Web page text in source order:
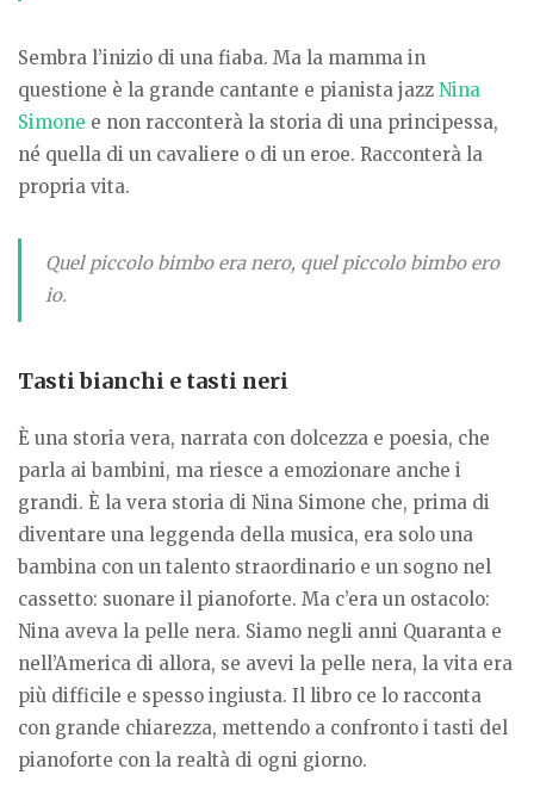
Sembra l’inizio di una fiaba. Ma la mamma in
questione è la grande cantante e pianista jazz Nina
Simone e non racconterà la storia di una principessa,
né quella di un cavaliere o di un eroe. Racconterà la
propria vita.
Quel piccolo bimbo era nero, quel piccolo bimbo ero
io.
Tasti bianchi e tasti neri
È una storia vera, narrata con dolcezza e poesia, che
parla ai bambini, ma riesce a emozionare anche i
grandi. È la vera storia di Nina Simone che, prima di
diventare una leggenda della musica, era solo una
bambina con un talento straordinario e un sogno nel
cassetto: suonare il pianoforte. Ma c’era un ostacolo:
Nina aveva la pelle nera. Siamo negli anni Quaranta e
nell’America di allora, se avevi la pelle nera, la vita era
più difficile e spesso ingiusta. Il libro ce lo racconta
con grande chiarezza, mettendo a confronto i tasti del
pianoforte con la realtà di ogni giorno.